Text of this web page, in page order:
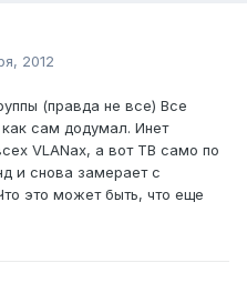
2012
(правда не все) Все
сам додумал. Инет
VLANах, а вот ТВ само по
и снова замерает с
это может быть, что еще